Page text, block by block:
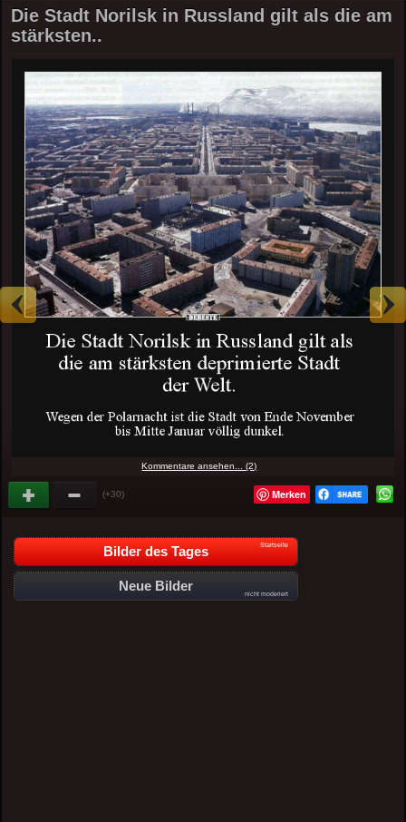
Die Stadt Norilsk in Russland gilt als die am
stärksten..
Kommentare ansehen... (2)
(+30) Merken
Bilder des Tages Startseite
Neue Bilder
nicht moderiert